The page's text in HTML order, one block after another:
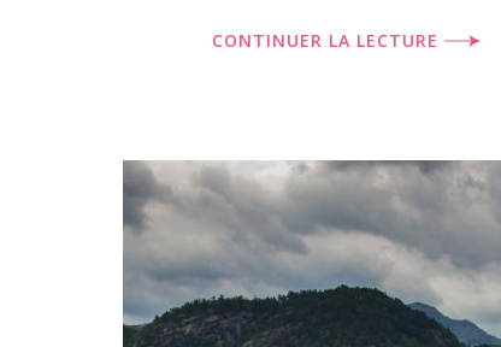
CONTINUER LA LECTURE